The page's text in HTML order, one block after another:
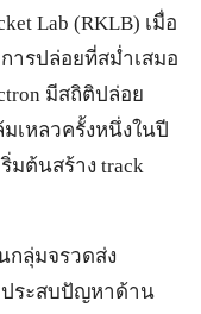
Lab (RKLB) เมื่อ
ารปล่อยที่สม่ำเสมอ
มีสถิติปล่อย
เหลวครั้งหนึ่งในปี
มต้นสร้าง track
กลุ่มจรวดส่ง
ประสบปัญหาด้าน